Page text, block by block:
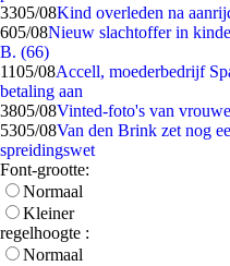
3305/08Kind overleden na
605/08Nieuw slachtoffer in
B. (66)
1105/08Accell, moederbedrijf
betaling aan
3805/08Vinted-foto's van
5305/08Van den Brink zet nog
spreidingswet
Font-grootte:
Normaal
Kleiner
regelhoogte :
Normaal